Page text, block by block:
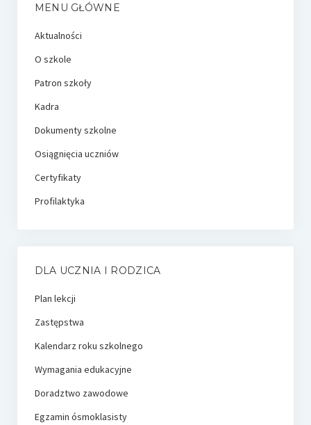
MENU GŁÓWNE
Aktualności
O szkole
Patron szkoły
Kadra
Dokumenty szkolne
Osiągnięcia uczniów
Certyfikaty
Profilaktyka
DLA UCZNIA I RODZICA
Plan lekcji
Zastępstwa
Kalendarz roku szkolnego
Wymagania edukacyjne
Doradztwo zawodowe
Egzamin ósmoklasisty